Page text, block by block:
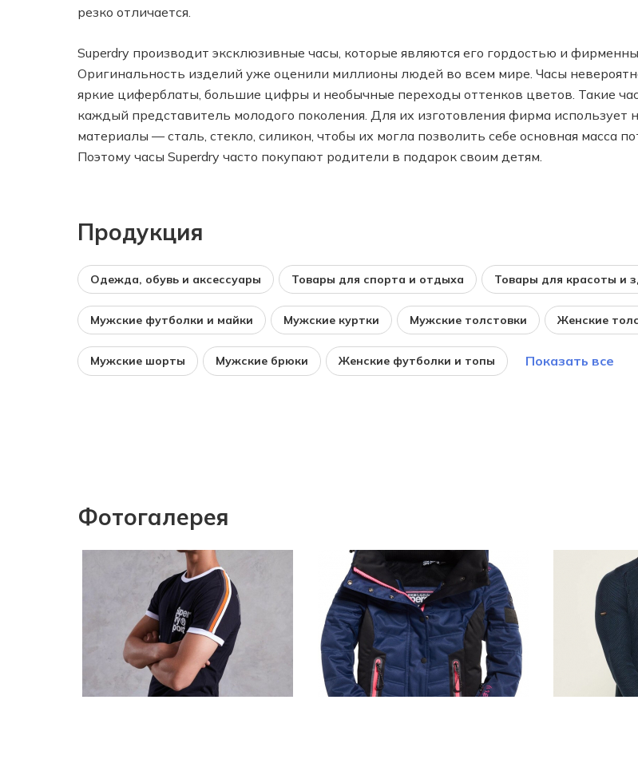
резко отличается.
Superdry производит эксклюзивные часы, которые являются его гордостью и
Оригинальность изделий уже оценили миллионы людей во всем мире. Часы
яркие циферблаты, большие цифры и необычные переходы оттенков цветов. Такие
каждый представитель молодого поколения. Для их изготовления фирма использует
материалы — сталь, стекло, силикон, чтобы их могла позволить себе основная масса
Поэтому часы Superdry часто покупают родители в подарок своим детям.
Продукция
Одежда, обувь и аксессуары Товары для спорта и отдыха Товары для красоты и
Мужские футболки и майки Мужские куртки Мужские толстовки Женские
Мужские шорты Мужские брюки Женские футболки и топы Показать все
Фотогалерея